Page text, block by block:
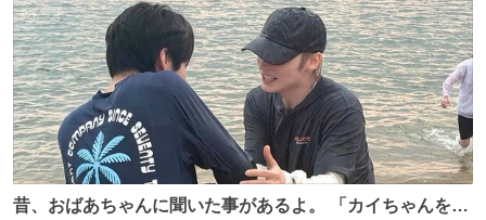
昔、おばあちゃんに聞いた事があるよ。 「カイちゃんをい